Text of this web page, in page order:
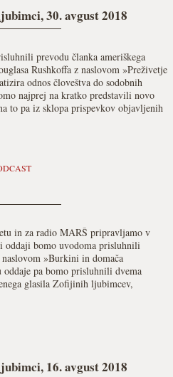
30. avgust 2018
prevodu članka ameriškega
Rushkoffa z naslovom »Preživetje
odnos človeštva do sodobnih
najprej na kratko predstavili novo
to pa iz sklopa prispevkov objavljenih
in za radio MARŠ pripravljamo v
bomo uvodoma prisluhnili
»Burkini in domača
pa bomo prisluhnili dvema
glasila Zofijinih ljubimcev,
16. avgust 2018